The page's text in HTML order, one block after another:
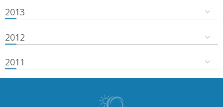
2013
2012
2011